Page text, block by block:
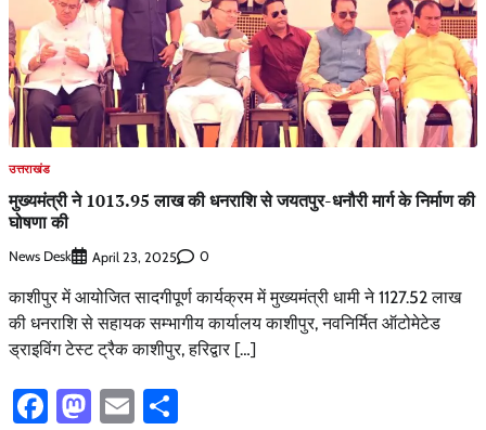
उत्तराखंड
मुख्यमंत्री ने 1013.95 लाख की धनराशि से जयतपुर-धनौरी मार्ग के निर्माण की
घोषणा की
News Desk April 23, 2025 0
काशीपुर में आयोजित सादगीपूर्ण कार्यक्रम में मुख्यमंत्री धामी ने 1127.52 लाख
की धनराशि से सहायक सम्भागीय कार्यालय काशीपुर, नवनिर्मित ऑटोमेटेड
ड्राइविंग टेस्ट ट्रैक काशीपुर, हरिद्वार […]
Facebook
Mastodon
Email